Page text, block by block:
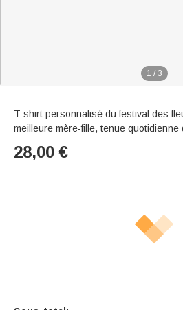
1 / 3
T-shirt personnalisé du festival des
meilleure mère-fille, tenue
28,00 €